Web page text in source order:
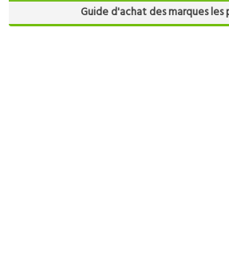
Guide d'achat des marques les